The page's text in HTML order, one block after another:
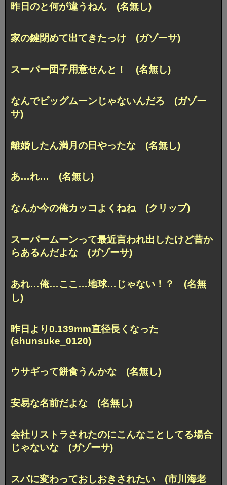
昨日のと何が違うねん (名無し)
家の鍵閉めて出てきたっけ (ガゾーサ)
スーパー団子用意せんと！ (名無し)
なんでビッグムーンじゃないんだろ (ガゾー
サ)
離婚したん満月の日やったな (名無し)
あ…れ… (名無し)
なんか今の俺カッコよくねね (クリップ)
スーパームーンって最近言われ出したけど昔か
らあるんだよな (ガゾーサ)
あれ…俺…ここ…地球…じゃない！？ (名無
し)
昨日より0.139mm直径長くなった
(shunsuke_0120)
ウサギって餅食うんかな (名無し)
安易な名前だよな (名無し)
会社リストラされたのにこんなことしてる場合
じゃないな (ガゾーサ)
スパに変わっておしおきされたい (市川海老